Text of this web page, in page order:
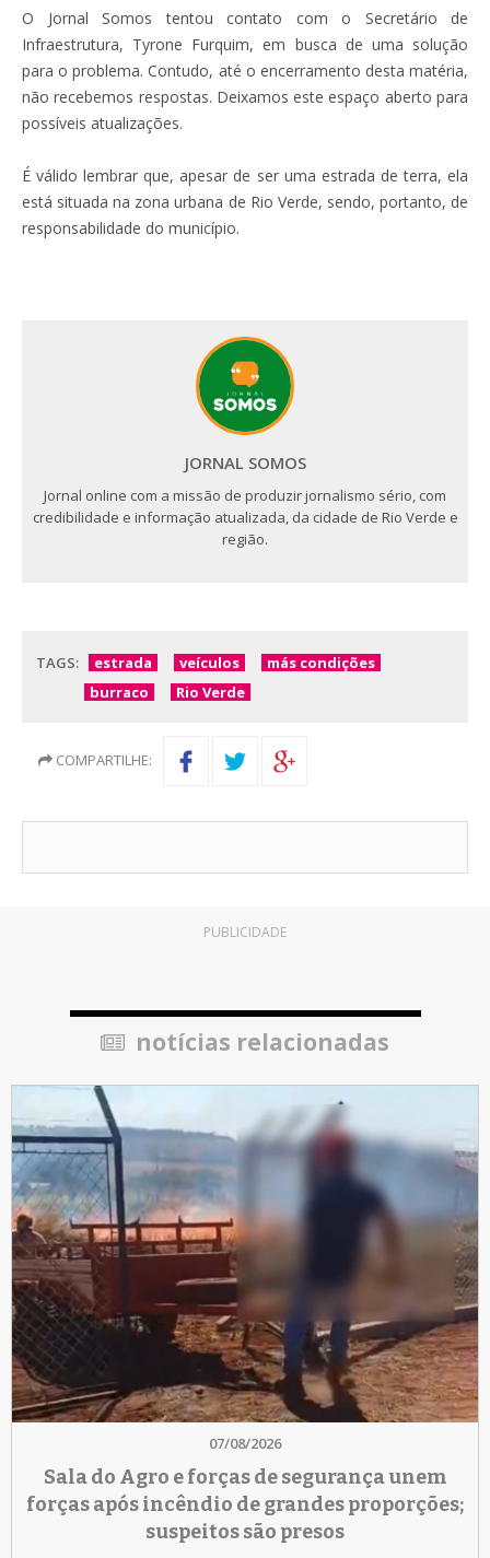
O Jornal Somos tentou contato com o Secretário de
Infraestrutura, Tyrone Furquim, em busca de uma solução
para o problema. Contudo, até o encerramento desta matéria,
não recebemos respostas. Deixamos este espaço aberto para
possíveis atualizações.
É válido lembrar que, apesar de ser uma estrada de terra, ela
está situada na zona urbana de Rio Verde, sendo, portanto, de
responsabilidade do município.
JORNAL SOMOS
Jornal online com a missão de produzir jornalismo sério, com
credibilidade e informação atualizada, da cidade de Rio Verde e
região.
TAGS: estrada veículos
más condições
burraco
Rio Verde
COMPARTILHE:
PUBLICIDADE
notícias relacionadas
07/08/2026
Sala do Agro e forças de segurança unem
forças após incêndio de grandes proporções;
suspeitos são presos